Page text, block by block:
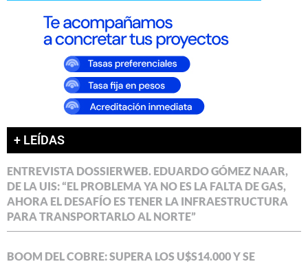
+ LEÍDAS
ENTREVISTA DOSSIERWEB. EDUARDO GÓMEZ NAAR,
DE LA UIS: “EL PROBLEMA YA NO ES LA FALTA DE GAS,
AHORA EL DESAFÍO ES TENER LA INFRAESTRUCTURA
PARA TRANSPORTARLO AL NORTE”
BOOM DEL COBRE: SUPERA LOS U$S14.000 Y SE